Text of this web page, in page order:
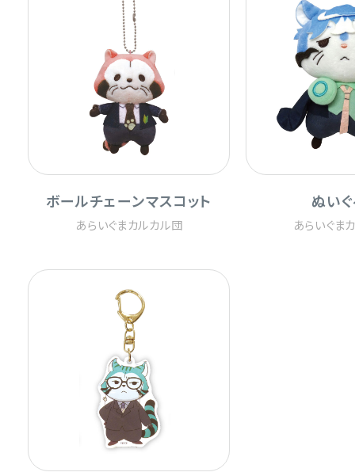
ボールチェーンマスコット
あらいぐまカルカル団
ぬい
あらいぐま